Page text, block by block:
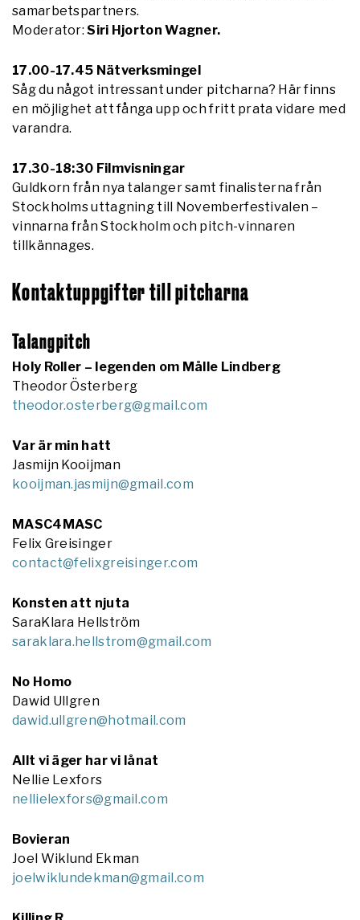
samarbetspartners.
Moderator:Siri Hjorton Wagner.
17.00-17.45 Nätverksmingel
Såg du något intressant under pitcharna? Här finns
en möjlighet att fånga upp och fritt prata vidare med
varandra.
17.30-18:30 Filmvisningar
Guldkorn från nya talanger samt finalisterna från
Stockholms uttagning till Novemberfestivalen –
vinnarna från Stockholm och pitch-vinnaren
tillkännages.
Kontaktuppgifter till pitcharna
Talangpitch
Holy Roller – legenden om Målle Lindberg
Theodor Österberg
theodor.osterberg@gmail.com
Var är min hatt
Jasmijn Kooijman
kooijman.jasmijn@gmail.com
MASC4MASC
Felix Greisinger
contact@felixgreisinger.com
Konsten att njuta
SaraKlara Hellström
saraklara.hellstrom@gmail.com
No Homo
Dawid Ullgren
dawid.ullgren@hotmail.com
Allt vi äger har vi lånat
Nellie Lexfors
nellielexfors@gmail.com
Bovieran
Joel Wiklund Ekman
joelwiklundekman@gmail.com